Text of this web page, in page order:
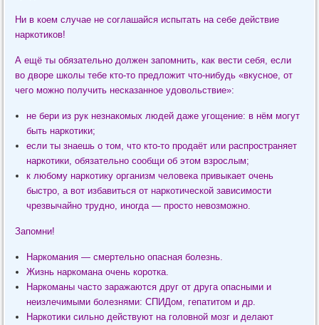
Ни в коем случае не соглашайся испытать на себе действие
наркотиков!
А ещё ты обязательно должен запомнить, как вести себя, если
во дворе школы тебе кто-то предложит что-нибудь «вкусное, от
чего можно получить несказанное удовольствие»:
не бери из рук незнакомых людей даже угощение: в нём могут
быть наркотики;
если ты знаешь о том, что кто-то продаёт или распространяет
наркотики, обязательно сообщи об этом взрослым;
к любому наркотику организм человека привыкает очень
быстро, а вот избавиться от наркотической зависимости
чрезвычайно трудно, иногда — просто невозможно.
Запомни!
Наркомания — смертельно опасная болезнь.
Жизнь наркомана очень коротка.
Наркоманы часто заражаются друг от друга опасными и
неизлечимыми болезнями: СПИДом, гепатитом и др.
Наркотики сильно действуют на головной мозг и делают